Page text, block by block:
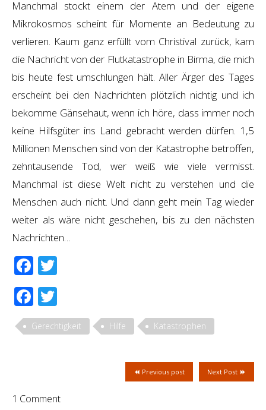
Manchmal stockt einem der Atem und der eigene
Mikrokosmos scheint für Momente an Bedeutung zu
verlieren. Kaum ganz erfüllt vom Christival zurück, kam
die Nachricht von der Flutkatastrophe in Birma, die mich
bis heute fest umschlungen hält. Aller Ärger des Tages
erscheint bei den Nachrichten plötzlich nichtig und ich
bekomme Gänsehaut, wenn ich höre, dass immer noch
keine Hilfsgüter ins Land gebracht werden dürfen. 1,5
Millionen Menschen sind von der Katastrophe betroffen,
zehntausende Tod, wer weiß wie viele vermisst.
Manchmal ist diese Welt nicht zu verstehen und die
Menschen auch nicht. Und dann geht mein Tag wieder
weiter als wäre nicht geschehen, bis zu den nächsten
Nachrichten…
Facebook
Facebook
Gerechtigkeit Hilfe Katastrophen
Next Post
Previous post
1 Comment